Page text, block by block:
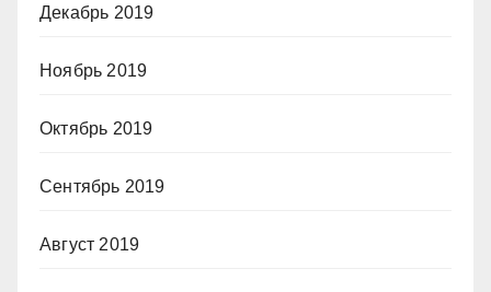
Декабрь 2019
Ноябрь 2019
Октябрь 2019
Сентябрь 2019
Август 2019